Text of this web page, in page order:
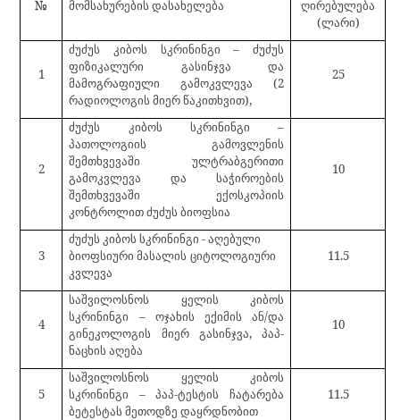
№ მომსახურების დასახელება
ღირებულება
(ლარი)
1
ძუძუს კიბოს სკრინინგი – ძუძუს
ფიზიკალური გასინჯვა და
მამოგრაფიული გამოკვლევა (2
რადიოლოგის მიერ წაკითხვით),
25
2
ძუძუს კიბოს სკრინინგი –
პათოლოგიის გამოვლენის
შემთხვევაში ულტრაბგერითი
გამოკვლევა და საჭიროების
შემთხვევაში ექოსკოპიის
კონტროლით ძუძუს ბიოფსია
10
3
ძუძუს კიბოს სკრინინგი-აღებული
ბიოფსიური მასალის ციტოლოგიური
კვლევა
11.5
4
საშვილოსნოს ყელის კიბოს
სკრინინგი – ოჯახის ექიმის ან/და
გინეკოლოგის მიერ გასინჯვა, პაპ-
ნაცხის აღება
10
5
საშვილოსნოს ყელის კიბოს
სკრინინგი – პაპ-ტესტის ჩატარება
ბეტესტას მეთოდზე დაყრდნობით
11.5